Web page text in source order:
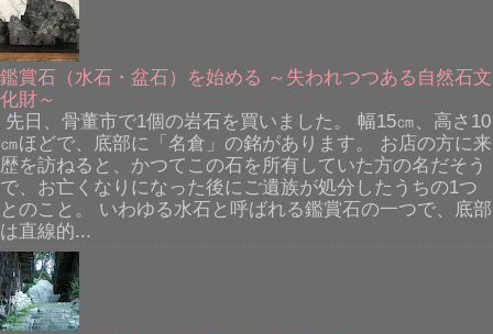
鑑賞石（水石・盆石）を始める ～失われつつある自然石文
化財～
先日、骨董市で1個の岩石を買いました。 幅15㎝、高さ10
㎝ほどで、底部に「名倉」の銘があります。 お店の方に来
歴を訪ねると、かつてこの石を所有していた方の名だそう
で、お亡くなりになった後にご遺族が処分したうちの1つ
とのこと。 いわゆる水石と呼ばれる鑑賞石の一つで、底部
は直線的...